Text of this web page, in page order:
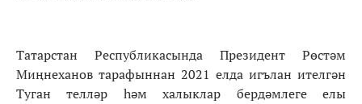
Татарстан Республикасында Президент Рөстәм
Миңнеханов тарафыннан 2021 елда игълан ителгән
Туган телләр һәм халыклар бердәмлеге елы